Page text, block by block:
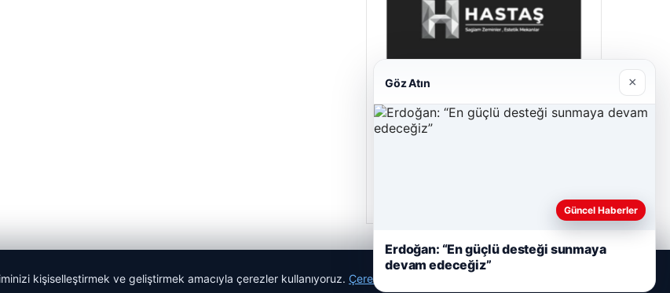
kişiselleştirmek ve geliştirmek amacıyla çerezler kullanıyoruz. Çerez Politikamız
Göz Atın ×
Güncel Haberler
Erdoğan: “En güçlü desteği sunmaya
devam edeceğiz”